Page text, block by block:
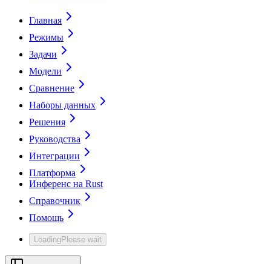
Главная
Режимы
Задачи
Модели
Сравнение
Наборы данных
Решения
Руководства
Интеграции
Платформа
Инференс на Rust
Справочник
Помощь
LoadingPlease wait